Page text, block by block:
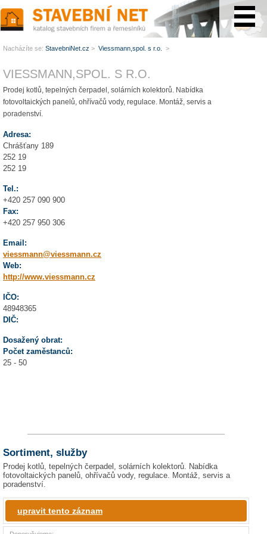
VIESSMANN,SPOL. S R.O.
Prodej kotlů, tepelných čerpadel, solárních kolektorů. Nabídka
fotovoltaických panelů, ohřívačů vody, regulace. Montáž, servis a
poradenství.
Adresa:
Chrášťany 189
252 19
252 19
Tel.:
+420 257 090 900
Fax:
+420 257 950 306
Email:
viessmann@viessmann.cz
Web:
http://www.viessmann.cz
IČO:
48948365
DIČ:
Dosažený obrat:
Počet zaměstanců:
25 - 50
Sortiment, služby
Prodej kotlů, tepelných čerpadel, solárních kolektorů. Nabídka
fotovoltaických panelů, ohřívačů vody, regulace. Montáž, servis a
poradenství.
upravit tento záznam
Nacházíte se: StavebniNet.cz > Viessmann,spol. s r.o. >